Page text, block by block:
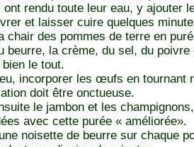
ont rendu toute leur eau, y ajouter
et laisser cuire quelques
chair des pommes de terre en
beurre, la crème, du sel, du
le tout.
incorporer les œufs en tournant
doit être onctueuse.
le jambon et les
avec cette purée « améliorée».
noisette de beurre sur chaque